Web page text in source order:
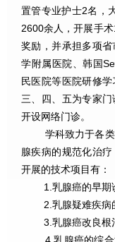
置管专业护士2名，
2600余人，开展手
奖励，并承担多项
学附属医院、韩国
民医院等医院研修
三、四、五为专家
开设网络门诊。
学科致力于各类
腺疾病的规范化治
开展的技术项目有：
1.乳腺癌的早期诊
2.乳腺疑难疾病的
3.乳腺癌改良根治